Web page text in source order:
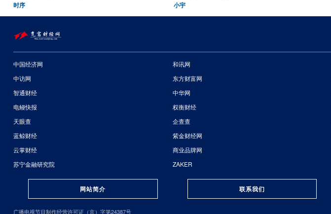
时序 小宇
中国经济网 和讯网
中访网
东方财富网
智通财经
中华网
电鳗快报
权衡财经
天眼查
企查查
蓝鲸财经
紫金财经网
云掌财经
商业品牌网
苏宁金融研究院
ZAKER
网站简介 联系我们
广播电视节目制作经营许可证（京）字第24387号